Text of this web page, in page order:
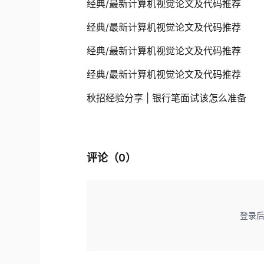
经典/最新计算机视觉论文及代码推荐
经典/最新计算机视觉论文及代码推荐
经典/最新计算机视觉论文及代码推荐
经典/最新计算机视觉论文及代码推荐
秋招经验分享 | 银行笔面试该怎么准备
评论（0）
登录